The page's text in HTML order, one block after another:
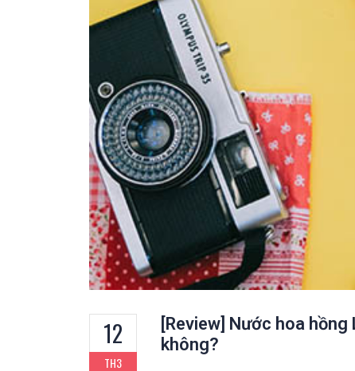
12
TH3
[Review] Nước hoa
không?